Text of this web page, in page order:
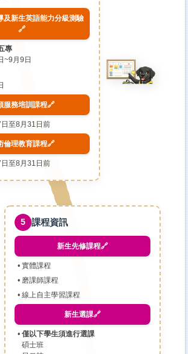
及新生英語能力分級測驗
🔗
專
~9月9日
服務培訓課程🔗
至8月31日前
倫理教育課程🔗
至8月31日前
5 課程資訊
新生先修課程🔗
實體課程
磨課師課程
線上自主學習課程
新生選課🔗
僅以下學生須進行選課
碩士班